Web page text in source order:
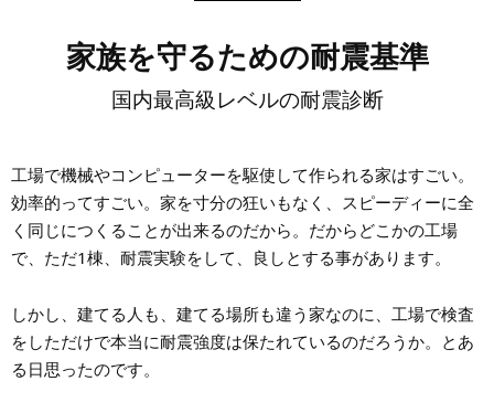
家族を守るための耐震基準
国内最高級レベルの耐震診断
工場で機械やコンピューターを駆使して作られる家はすごい。
効率的ってすごい。家を寸分の狂いもなく、スピーディーに全
く同じにつくることが出来るのだから。だからどこかの工場
で、ただ1棟、耐震実験をして、良しとする事があります。
しかし、建てる人も、建てる場所も違う家なのに、工場で検査
をしただけで本当に耐震強度は保たれているのだろうか。とあ
る日思ったのです。